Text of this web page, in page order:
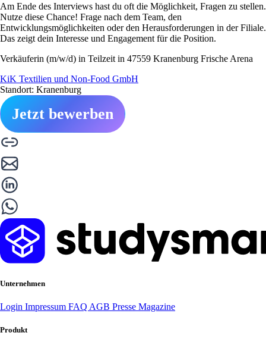
Am Ende des Interviews hast du oft die Möglichkeit, Fragen zu stellen.
Nutze diese Chance! Frage nach dem Team, den
Entwicklungsmöglichkeiten oder den Herausforderungen in der Filiale.
Das zeigt dein Interesse und Engagement für die Position.
Verkäuferin (m/w/d) in Teilzeit in 47559 Kranenburg Frische Arena
KiK Textilien und Non-Food GmbH
Standort: Kranenburg
Jetzt bewerben
Unternehmen
Login Impressum FAQ AGB Presse Magazine
Produkt